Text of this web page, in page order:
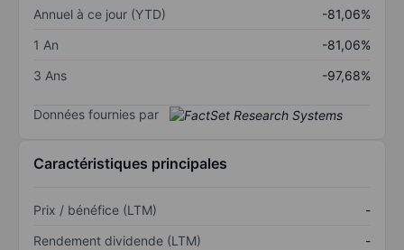
Annuel à ce jour (YTD)
-81,06%
1 An
-81,06%
3 Ans
-97,68%
Données fournies par
Caractéristiques principales
Prix / bénéfice (LTM)
-
Rendement dividende (LTM)
-